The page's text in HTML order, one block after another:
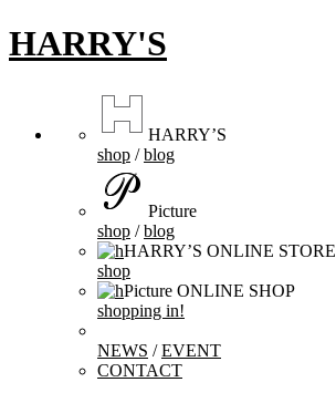
HARRY'S
HARRY’S
shop /blog
Picture
shop /blog
HARRY’S ONLINE STORE
shop
Picture ONLINE SHOP
shopping in!
NEWS /EVENT
CONTACT